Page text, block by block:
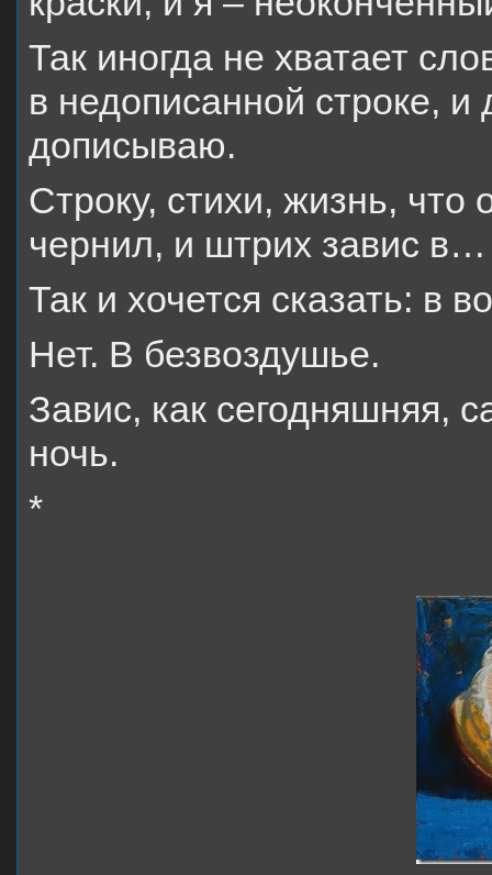
Так иногда не хватает
в недописанной строке,
дописываю.
Строку, стихи, жизнь, что
чернил, и штрих завис в…
Так и хочется сказать: в
Нет. В безвоздушье.
Завис, как сегодняшняя,
ночь.
*